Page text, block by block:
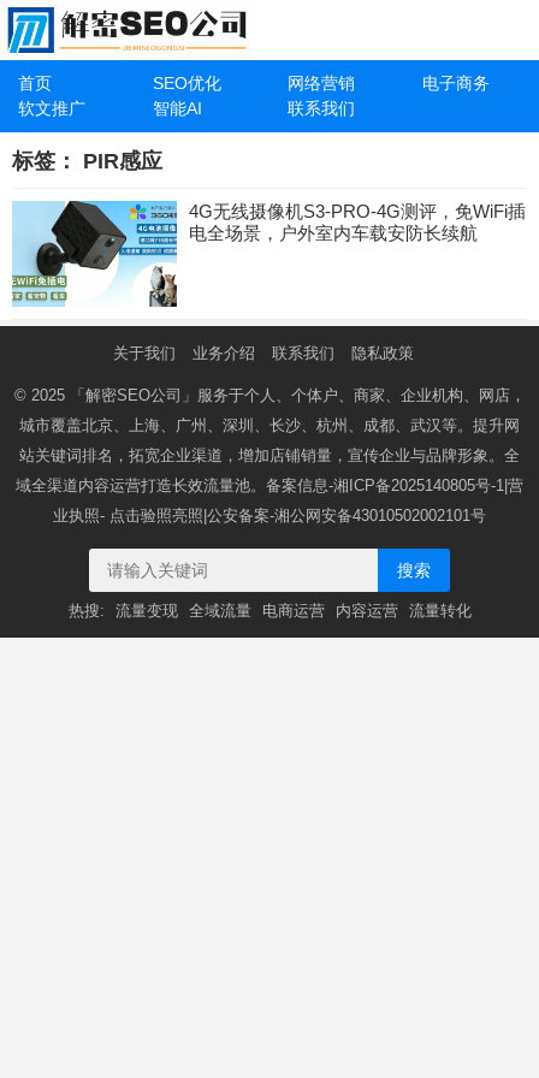
首页 SEO优化 网络营销
电子商务
软文推广
智能AI 联系我们
标签： PIR感应
4G无线摄像机S3-PRO-4G测评，免WiFi插
电全场景，户外室内车载安防长续航
关于我们 业务介绍 联系我们 隐私政策
© 2025 「解密SEO公司」 服务于个人、个体户、商家、企业机构、网店，
城市覆盖北京、上海、广州、深圳、长沙、杭州、成都、武汉等。提升网
站关键词排名，拓宽企业渠道，增加店铺销量，宣传企业与品牌形象。全
域全渠道内容运营打造长效流量池。备案信息-湘ICP备2025140805号-1 |营
业执照- 点击验照亮照 |公安备案-湘公网安备43010502002101号
搜索
热搜: 流量变现 全域流量 电商运营 内容运营 流量转化